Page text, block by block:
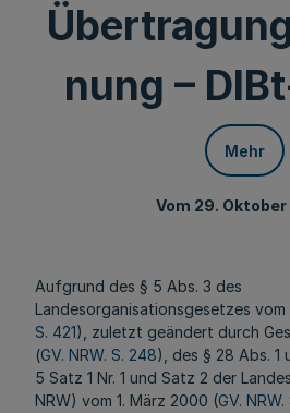
nung –
Mehr
Vom 29.
Aufgrund des § 5 Abs. 3 des
Landesorganisationsgesetzes vom
S. 421), zuletzt geändert durch
(GV. NRW. S. 248), des § 28 Abs. 1
5 Satz 1 Nr. 1 und Satz 2 der
NRW) vom 1. März 2000 (GV.